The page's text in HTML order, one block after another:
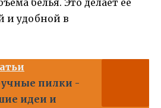
и удобной в
пилки -
идеи и